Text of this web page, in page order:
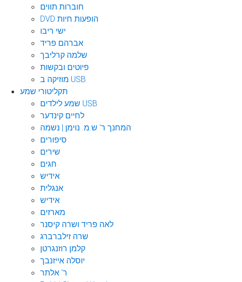
חוברות תווים
DVD הופעות חיות
ישי ריבו
אברהם פריד
שלמה קרליבך
פיוטים ובקשות
מוזיקה ב USB
תקליטורי שמע
שמע לילדים USB
לחיים קינדער
המחנך ר' ש.מ. נוימן | נשמה
סיפורים
שירים
חגים
אידיש
אנגלית
אידיש
מארזים
לאה פריד ושרה קיסנר
שרה זילברברג
קלמן רוזנגרטן
יוסלה אייזנבך
ר' אלתר